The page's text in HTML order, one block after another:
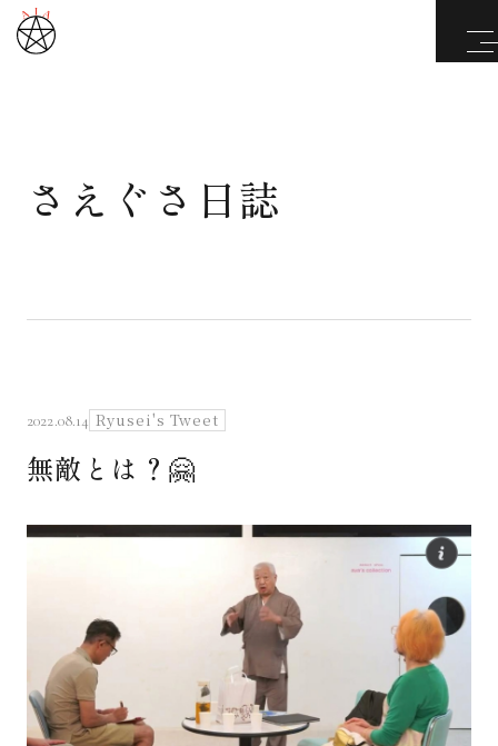
武道と医道
さえぐさ日誌
映像庫
著書
お知らせ
特定商取引法に基づく表記
さえぐさ日誌
2022.08.14 Ryusei's Tweet
無敵とは？🤗